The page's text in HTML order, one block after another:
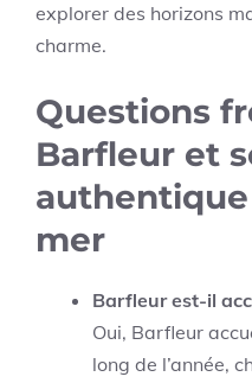
explorer des horizons
charme.
Questions
Barfleur et
mer
Barfleur est-il
Oui, Barfleur
long de l’année,